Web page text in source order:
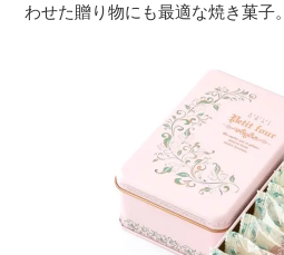
わせた贈り物にも最適な焼き菓子。